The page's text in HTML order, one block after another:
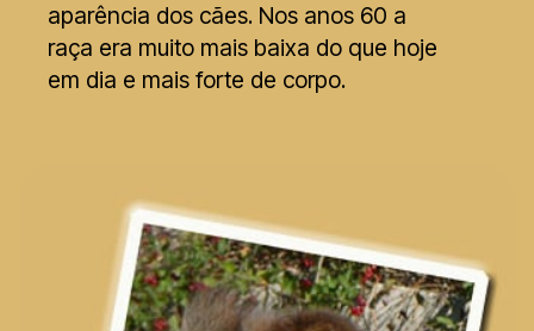
aparência dos cães. Nos anos 60 a
raça era muito mais baixa do que hoje
em dia e mais forte de corpo.